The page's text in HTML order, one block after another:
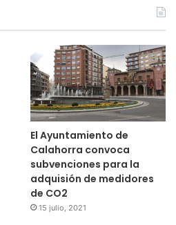
El Ayuntamiento de
Calahorra convoca
subvenciones para la
adquisión de medidores
de CO2
15 julio, 2021